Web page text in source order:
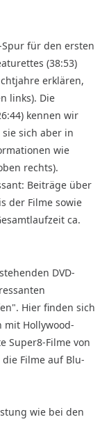
für den ersten
(38:53)
erklären,
links). Die
kennen wir
sich aber in
wie
rechts).
Beiträge über
der Filme sowie
ca.
DVD-
Hier finden sich
mit Hollywood-
Super8-Filme von
Filme auf Blu-
wie bei den